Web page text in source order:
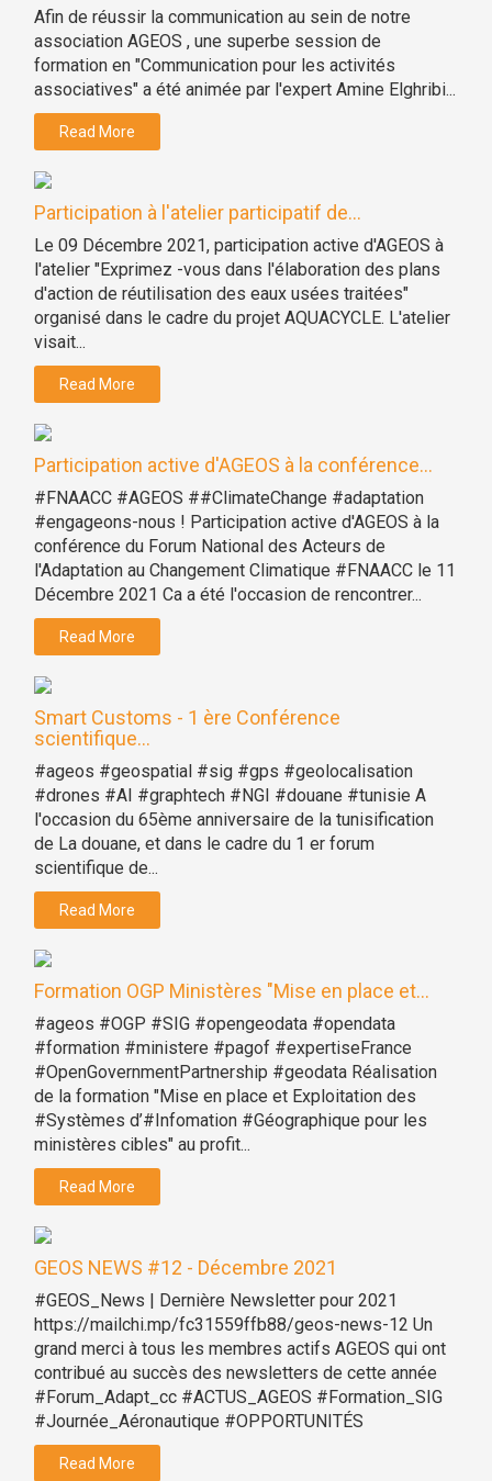
Afin de réussir la communication au sein de notre
association AGEOS , une superbe session de
formation en "Communication pour les activités
associatives" a été animée par l'expert Amine Elghribi...
Read More
Participation à l'atelier participatif de...
Le 09 Décembre 2021, participation active d'AGEOS à
l'atelier "Exprimez -vous dans l'élaboration des plans
d'action de réutilisation des eaux usées traitées"
organisé dans le cadre du projet AQUACYCLE. L'atelier
visait...
Read More
Participation active d'AGEOS à la conférence...
#FNAACC #AGEOS ##ClimateChange #adaptation
#engageons-nous ! Participation active d'AGEOS à la
conférence du Forum National des Acteurs de
l'Adaptation au Changement Climatique #FNAACC le 11
Décembre 2021 Ca a été l'occasion de rencontrer...
Read More
Smart Customs - 1 ère Conférence
scientifique...
#ageos #geospatial #sig #gps #geolocalisation
#drones #AI #graphtech #NGI #douane #tunisie A
l'occasion du 65ème anniversaire de la tunisification
de La douane, et dans le cadre du 1 er forum
scientifique de...
Read More
Formation OGP Ministères "Mise en place et...
#ageos #OGP #SIG #opengeodata #opendata
#formation #ministere #pagof #expertiseFrance
#OpenGovernmentPartnership #geodata Réalisation
de la formation "Mise en place et Exploitation des
#Systèmes d’#Infomation #Géographique pour les
ministères cibles" au profit...
Read More
GEOS NEWS #12 - Décembre 2021
#GEOS_News | Dernière Newsletter pour 2021
https://mailchi.mp/fc31559ffb88/geos-news-12 Un
grand merci à tous les membres actifs AGEOS qui ont
contribué au succès des newsletters de cette année
#Forum_Adapt_cc #ACTUS_AGEOS #Formation_SIG
#Journée_Aéronautique #OPPORTUNITÉS
Read More